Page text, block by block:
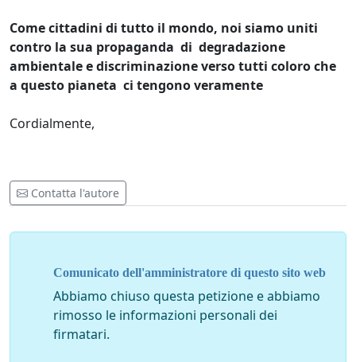
Come cittadini di tutto il mondo, noi siamo uniti
contro la sua propaganda di degradazione
ambientale e discriminazione verso tutti coloro che
a questo pianeta ci tengono veramente
Cordialmente,
Contatta l'autore
Comunicato dell'amministratore di questo sito web
Abbiamo chiuso questa petizione e abbiamo
rimosso le informazioni personali dei
firmatari.